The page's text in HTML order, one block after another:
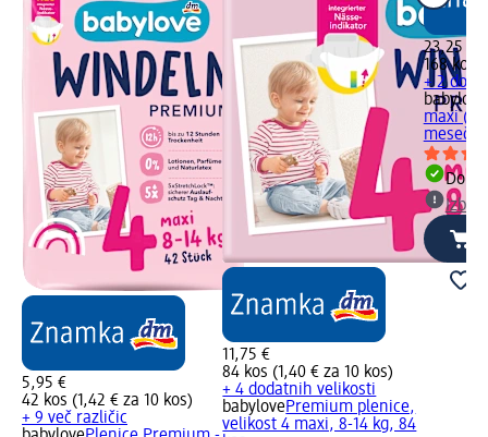
5,95 €
42 kos (1,42 € za 10 kos)
+ 9 več različic
11,75 €
84 kos (1,40 € za 10 kos)
+ 4 dodatnih velikosti
babylovePremium plenice,
velikost 4 maxi, 8-14 kg, 84
23,25 €
168 kos
+ 2
babylove
maxi (8-